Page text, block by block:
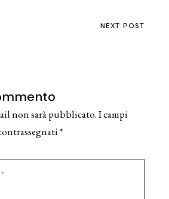
NEXT POST
non sarà pubblicato.I campi
*